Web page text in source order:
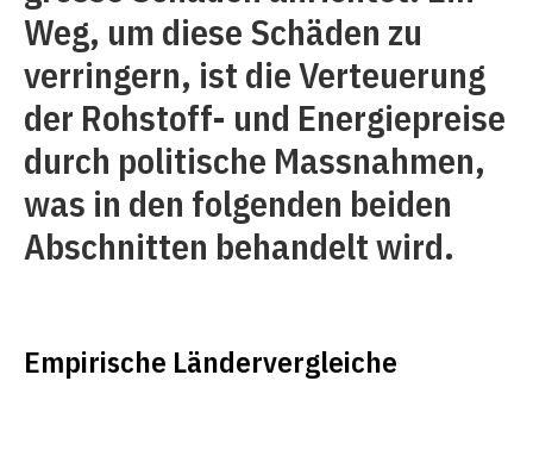
Weg, um diese Schäden zu
verringern, ist die Verteuerung
der Rohstoff- und Energiepreise
durch politische Massnahmen,
was in den folgenden beiden
Abschnitten behandelt wird.
Empirische Ländervergleiche